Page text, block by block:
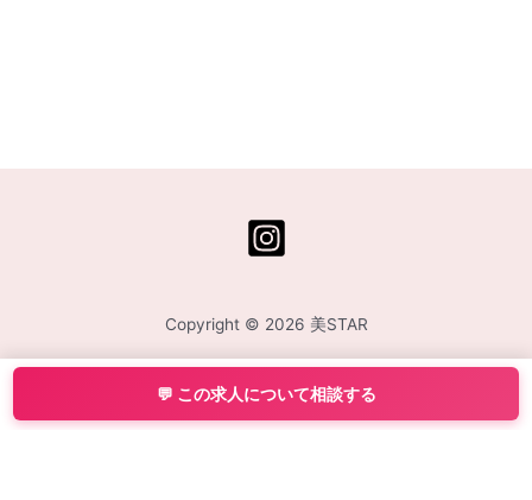
💬 この求人について相談する
Copyright © 2026 美STAR